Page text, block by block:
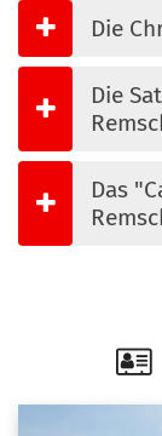
Die
Die
Das